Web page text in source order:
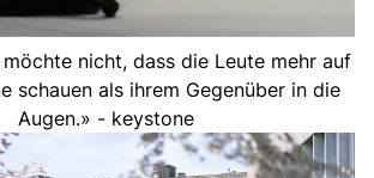
nicht, dass die Leute mehr auf
schauen als ihrem Gegenüber in die
Augen.» - keystone